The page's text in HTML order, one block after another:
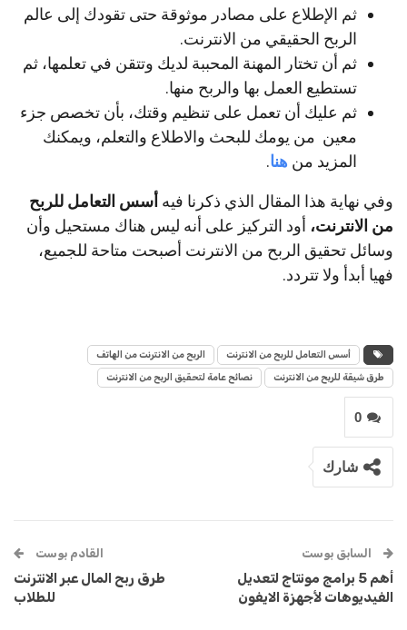
ثم الإطلاع على مصادر موثوقة حتى تقودك إلى عالم
الربح الحقيقي من الانترنت.
ثم أن تختار المهنة المحببة لديك وتتقن في تعلمها، ثم
تستطيع العمل بها والربح منها.
ثم عليك أن تعمل على تنظيم وقتك، بأن تخصص جزء
معين من يومك للبحث والاطلاع والتعلم، ويمكنك
المزيد من هنا.
وفي نهاية هذا المقال الذي ذكرنا فيه أسس التعامل للربح
من الانترنت، أود التركيز على أنه ليس هناك مستحيل وأن
وسائل تحقيق الربح من الانترنت أصبحت متاحة للجميع،
فهيا أبدأ ولا تتردد.
أسس التعامل للربح من الانترنت الربح من الانترنت من الهاتف
طرق شيقة للربح من الانترنت نصائح عامة لتحقيق الربح من الانترنت
0
شارك
السابق بوست
أهم 5 برامج مونتاج لتعديل
الفيديوهات لأجهزة الايفون
القادم بوست
طرق ربح المال عبر الانترنت
للطلاب